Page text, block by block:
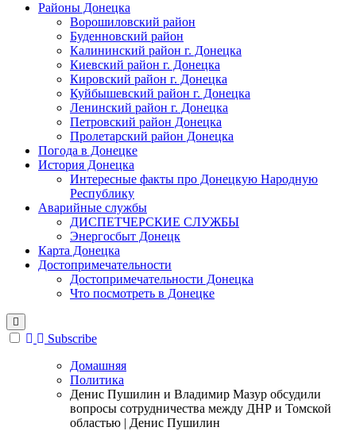
Районы Донецка
Ворошиловский район
Буденновский район
Калининский район г. Донецка
Киевский район г. Донецка
Кировский район г. Донецка
Куйбышевский район г. Донецка
Ленинский район г. Донецка
Петровский район Донецка
Пролетарский район Донецка
Погода в Донецке
История Донецка
Интересные факты про Донецкую Народную
Республику
Аварийные службы
ДИСПЕТЧЕРСКИЕ СЛУЖБЫ
Энергосбыт Донецк
Карта Донецка
Достопримечательности
Достопримечательности Донецка
Что посмотреть в Донецке
Subscribe
Домашняя
Политика
Денис Пушилин и Владимир Мазур обсудили
вопросы сотрудничества между ДНР и Томской
областью | Денис Пушилин